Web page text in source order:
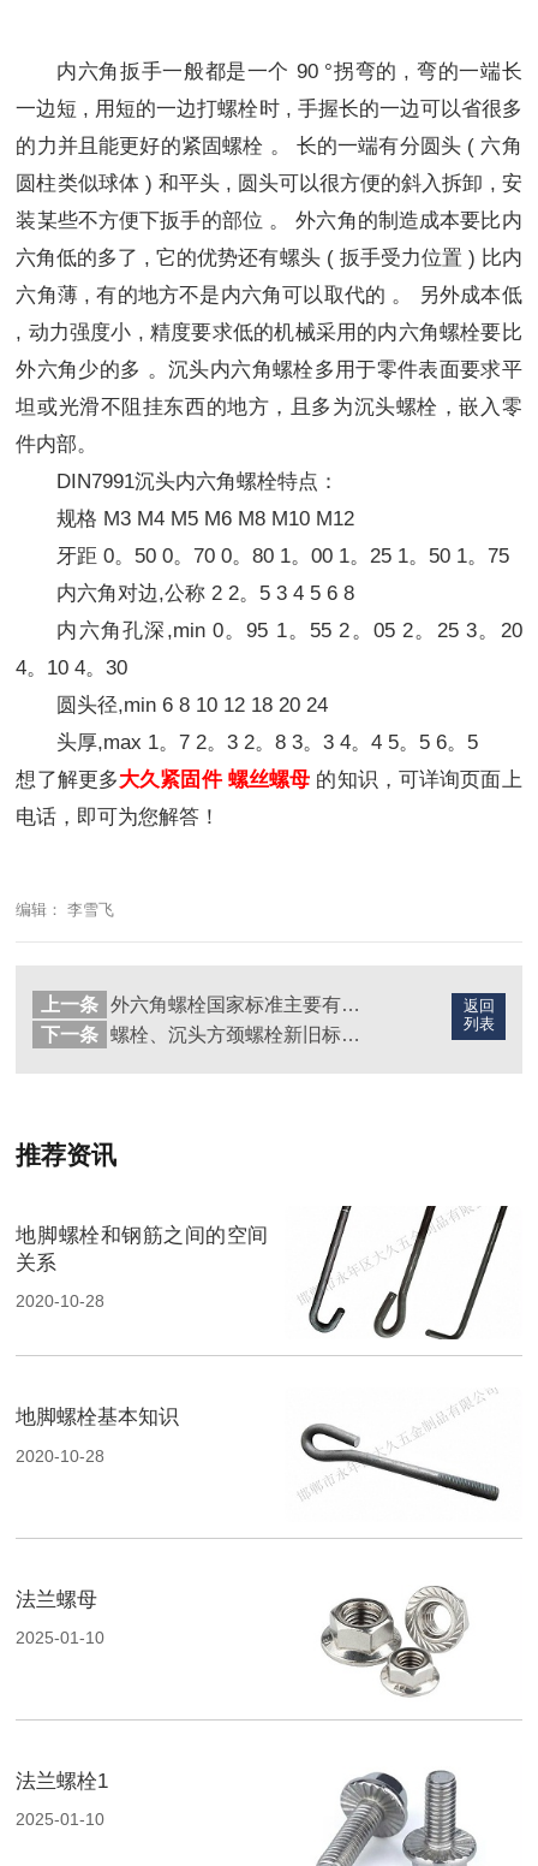
内六角扳手一般都是一个 90 °拐弯的 , 弯的一端长
一边短 , 用短的一边打螺栓时 , 手握长的一边可以省很多
的力并且能更好的紧固螺栓 。 长的一端有分圆头 ( 六角
圆柱类似球体 ) 和平头 , 圆头可以很方便的斜入拆卸 , 安
装某些不方便下扳手的部位 。 外六角的制造成本要比内
六角低的多了 , 它的优势还有螺头 ( 扳手受力位置 ) 比内
六角薄 , 有的地方不是内六角可以取代的 。 另外成本低
, 动力强度小 , 精度要求低的机械采用的内六角螺栓要比
外六角少的多 。沉头内六角螺栓多用于零件表面要求平
坦或光滑不阻挂东西的地方，且多为沉头螺栓，嵌入零
件内部。
DIN7991沉头内六角螺栓特点：
规格 M3 M4 M5 M6 M8 M10 M12
牙距 0。50 0。70 0。80 1。00 1。25 1。50 1。75
内六角对边,公称 2 2。5 3 4 5 6 8
内六角孔深,min 0。95 1。55 2。05 2。25 3。20
4。10 4。30
圆头径,min 6 8 10 12 18 20 24
头厚,max 1。7 2。3 2。8 3。3 4。4 5。5 6。5
想了解更多大久紧固件 螺丝螺母 的知识，可详询页面上
电话，即可为您解答！
编辑： 李雪飞
返回
列表
上一条
外六角螺栓国家标准主要有哪些
下一条
螺栓、沉头方颈螺栓新旧标准对照表
推荐资讯
地脚螺栓和钢筋之间的空间
关系
2020-10-28
地脚螺栓基本知识
2020-10-28
法兰螺母
2025-01-10
法兰螺栓1
2025-01-10